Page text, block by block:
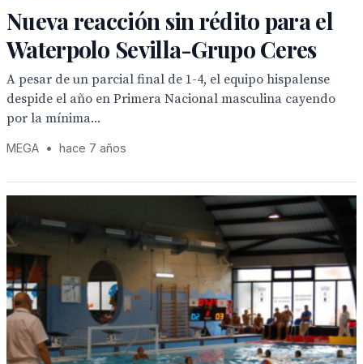
Nueva reacción sin rédito para el
Waterpolo Sevilla-Grupo Ceres
A pesar de un parcial final de 1-4, el equipo hispalense
despide el año en Primera Nacional masculina cayendo
por la mínima...
MEGA • hace 7 años